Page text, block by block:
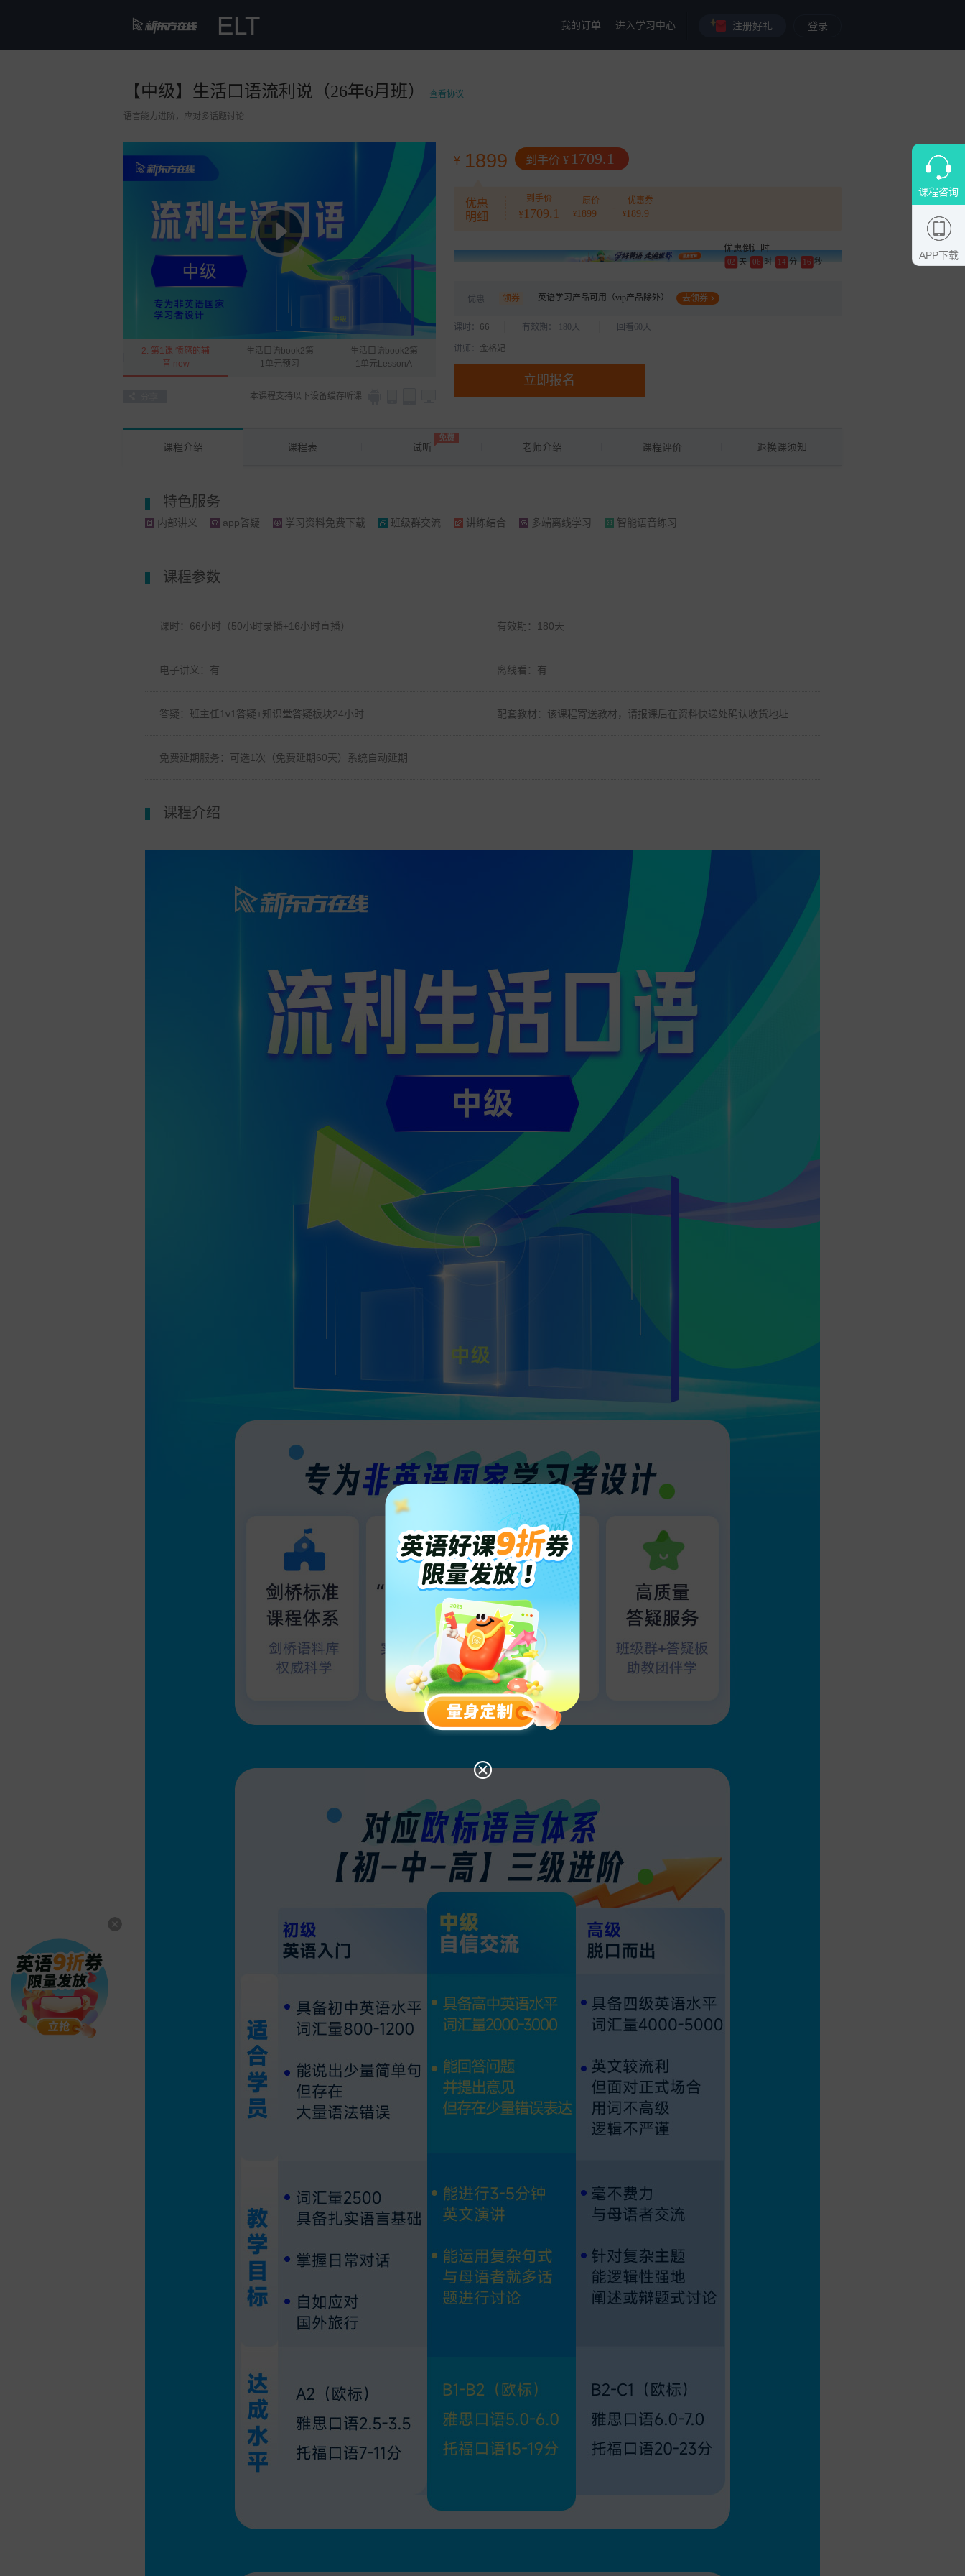
ELT 我的订单 进入学习中心 注册好礼 登录
【中级】生活口语流利说（26年6月班） 查看协议
语言能力进阶，应对多话题讨论
2. 第1课 愤怒的辅
音 new
生活口语book2第
1单元预习
生活口语book2第
1单元LessonA
本课程支持以下设备缓存听课
¥ 1899 到手价 ¥ 1709.1
优惠
明细
到手价
¥1709.1 =
原价
¥1899
-
优惠券
¥189.9
优惠倒计时
02 天 06 时 14 分 14 秒
优惠 领券 英语学习产品可用（vip产品除外） 去领券
课时： 66 有效期： 180天 回看60天
讲师： 金格妃
课程介绍 课程表 试听
免费
老师介绍 课程评价 退换课须知
特色服务
内部讲义 app答疑 学习资料免费下载 班级群交流 讲练结合 多端离线学习 智能语音练习
课程参数
课时：66小时（50小时录播+16小时直播） 有效期：180天
电子讲义：有 离线看：有
答疑：班主任1v1答疑+知识堂答疑板块24小时 配套教材：该课程寄送教材，请报课后在资料快递处确认收货地址
免费延期服务：可选1次（免费延期60天）系统自动延期
课程介绍
课程咨询
APP下载